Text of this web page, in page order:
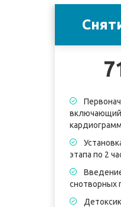
включающий
этапа по 2
снотворных